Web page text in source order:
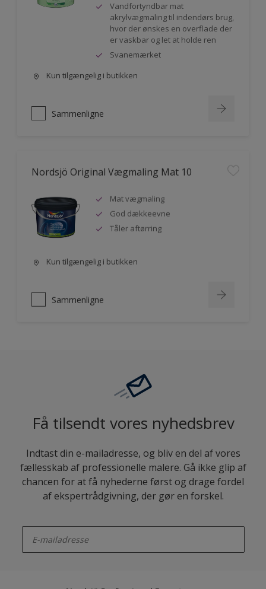
Vandfortyndbar mat
akrylvægmaling til indendørs brug,
hvor der ønskes en overflade der
er vaskbar og let at holde ren
Svanemærket
Kun tilgængelig i butikken
Sammenligne
Nordsjö Original Vægmaling Mat 10
Mat vægmaling
God dækkeevne
Tåler aftørring
Kun tilgængelig i butikken
Sammenligne
Få tilsendt vores nyhedsbrev
Indtast din e-mailadresse, og bliv en del af vores
fællesskab af professionelle malere. Gå ikke glip af
chancen for at få nyhederne først og drage fordel
af ekspertrådgivning, der gør en forskel.